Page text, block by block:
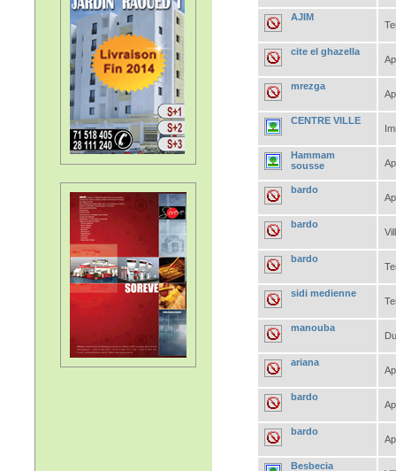
AJIM
cite el ghazella
mrezga
CENTRE VILLE
Hammam
sousse
bardo
bardo
bardo
sidi medienne
manouba
ariana
bardo
bardo
Besbecia